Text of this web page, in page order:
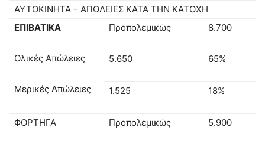
ΑΥΤΟΚΙΝΗΤΑ – ΑΠΩΛΕΙΕΣ ΚΑΤΑ ΤΗΝ ΚΑΤΟΧΗ
ΕΠΙΒΑΤΙΚΑ
Ολικές Απώλειες
Μερικές Απώλειες
Προπολεμικώς 8.700
5.650 65%
1.525 18%
ΦΟΡΤΗΓΑ Προπολεμικώς 5.900